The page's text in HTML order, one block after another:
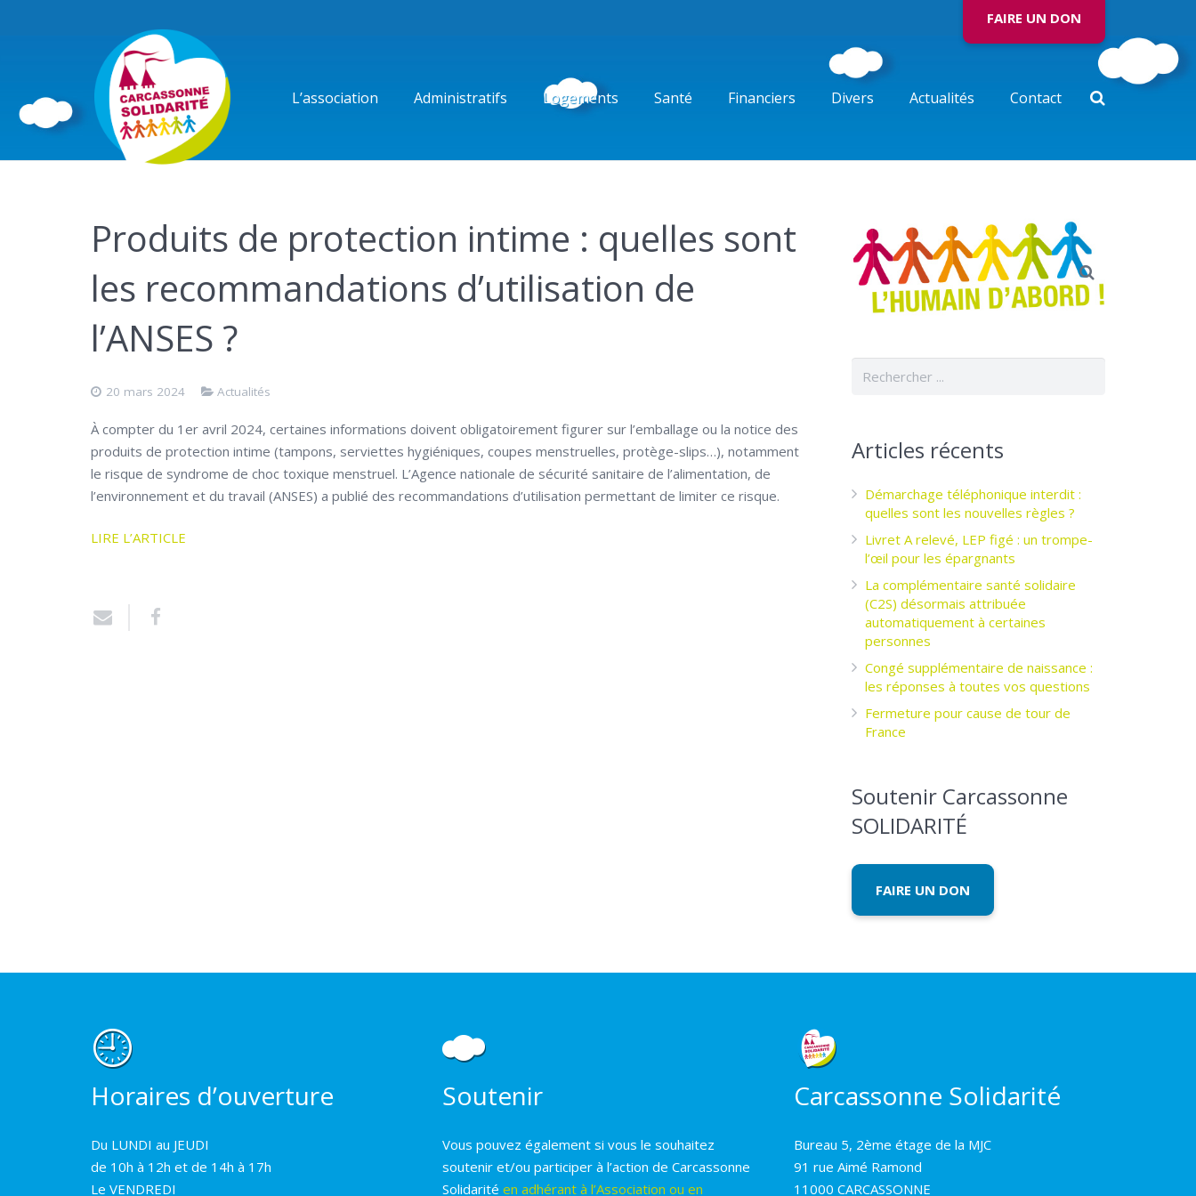
FAIRE UN DON
L’association Administratifs Logements Santé Financiers Divers Actualités Contact
Produits de protection intime : quelles sont
les recommandations d’utilisation de
l’ANSES ?
20 mars 2024 Actualités
À compter du 1er avril 2024, certaines informations doivent obligatoirement figurer sur l’emballage ou la notice des
produits de protection intime (tampons, serviettes hygiéniques, coupes menstruelles, protège-slips…), notamment
le risque de syndrome de choc toxique menstruel. L’Agence nationale de sécurité sanitaire de l’alimentation, de
l’environnement et du travail (ANSES) a publié des recommandations d’utilisation permettant de limiter ce risque.
LIRE L’ARTICLE
Articles récents
Démarchage téléphonique interdit :
quelles sont les nouvelles règles ?
Livret A relevé, LEP figé : un trompe-
l’œil pour les épargnants ­
La complémentaire santé solidaire
(C2S) désormais attribuée
automatiquement à certaines
personnes
Congé supplémentaire de naissance :
les réponses à toutes vos questions
Fermeture pour cause de tour de
France
Soutenir Carcassonne
SOLIDARITÉ
FAIRE UN DON
Horaires d’ouverture
Du LUNDI au JEUDI
de 10h à 12h et de 14h à 17h
Le VENDREDI
Soutenir
Vous pouvez également si vous le souhaitez
soutenir et/ou participer à l’action de Carcassonne
Solidarité en adhérant à l’Association ou en
Carcassonne Solidarité
Bureau 5, 2ème étage de la MJC
91 rue Aimé Ramond
11000 CARCASSONNE